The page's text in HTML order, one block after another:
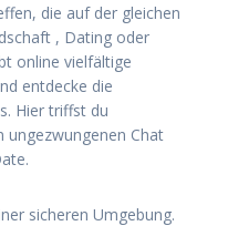
die auf der gleichen
, Dating oder
online vielfältige
entdecke die
Hier triffst du
ungezwungenen Chat
sicheren Umgebung.